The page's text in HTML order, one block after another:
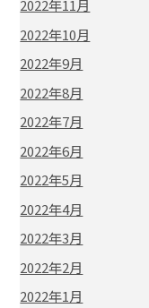
2022年11月
2022年10月
2022年9月
2022年8月
2022年7月
2022年6月
2022年5月
2022年4月
2022年3月
2022年2月
2022年1月